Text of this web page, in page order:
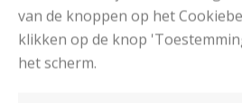
van de knoppen op het
klikken op de knop
het scherm.